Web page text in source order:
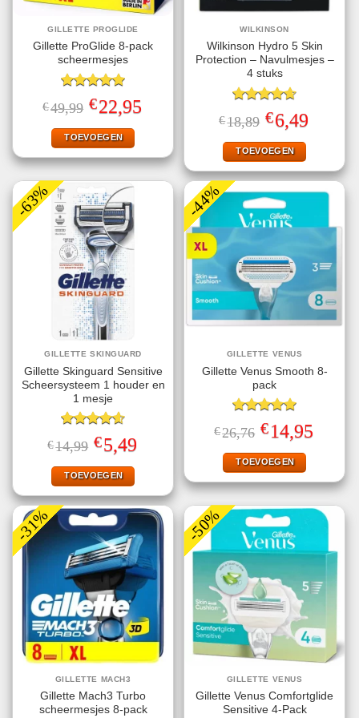
GILLETTE PROGLIDE
Gillette ProGlide 8-pack
scheermesjes
Gewaardeerd
5.00uit 5
€49,99 Oorspronkelijke
prijs
was:
€49,99.
€22,95prijs
TOEVOEGEN
WILKINSON
Wilkinson Hydro 5 Skin
Protection – Navulmesjes –
4 stuks
Gewaardeerd
4.67uit 5
€18,89 Oorspronkelijke
prijs
was:
€18,89.
€6,49Huidige
prijs
TOEVOEGEN
-63%
GILLETTE SKINGUARD
Gillette Skinguard Sensitive
Scheersysteem 1 houder en
1 mesje
Gewaardeerd
4.60uit 5
€14,99 Oorspronkelijke
prijs
was:
€14,99.
€5,49Huidige
prijs
TOEVOEGEN
-44%
GILLETTE VENUS
Gillette Venus Smooth 8-
pack
Gewaardeerd
5.00uit 5
€26,76 Oorspronkelijke
prijs
was:
€26,76.
€14,95prijs
TOEVOEGEN
-31%
GILLETTE MACH3
Gillette Mach3 Turbo
scheermesjes 8-pack
-50%
GILLETTE VENUS
Gillette Venus Comfortglide
Sensitive 4-Pack